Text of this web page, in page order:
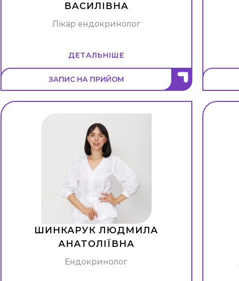
ВАСИЛІВНА
Лікар ендокринолог
ДЕТАЛЬНІШЕ
ЗАПИС НА ПРИЙОМ
ШИНКАРУК ЛЮДМИЛА
АНАТОЛІЇВНА
Ендокринолог